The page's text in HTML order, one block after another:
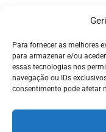
Para fornecer as melhores
para armazenar e/ou
essas tecnologias nos
navegação ou IDs
consentimento pode afetar